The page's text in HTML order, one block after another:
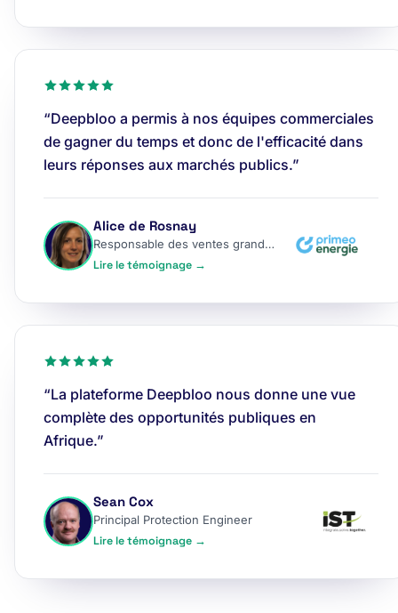
“Deepbloo a permis à nos équipes commerciales
de gagner du temps et donc de l'efficacité dans
leurs réponses aux marchés publics.”
Alice de Rosnay
Responsable des ventes grands comptes
Lire le témoignage →
“La plateforme Deepbloo nous donne une vue
complète des opportunités publiques en
Afrique.”
Sean Cox
Principal Protection Engineer
Lire le témoignage →